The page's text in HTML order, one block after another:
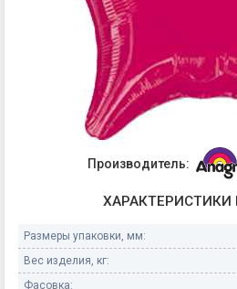
Производитель:
ХАРАКТЕРИСТИКИ
Размеры упаковки, мм:
Вес изделия, кг:
Фасовка: